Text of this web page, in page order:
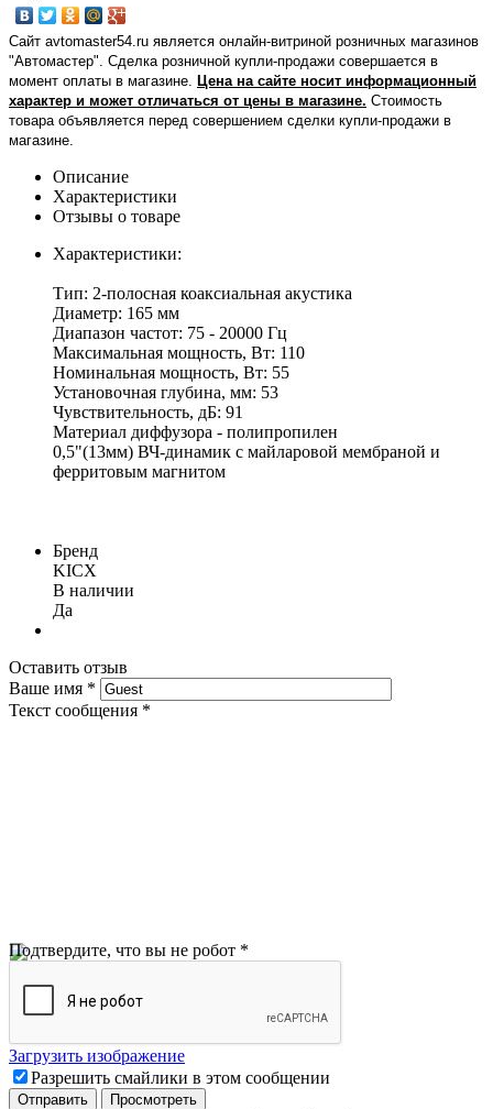
Сайт avtomaster54.ru является онлайн-витриной розничных магазинов
"Автомастер". Сделка розничной купли-продажи совершается в
момент оплаты в магазине.
Цена на сайте носит информационный
характер и может отличаться от цены в магазине. Стоимость
товара объявляется перед совершением сделки купли-продажи в
магазине
Описание
Характеристики
Отзывы о товаре
Характеристики:
Тип: 2-полосная коаксиальная акустика
Диаметр: 165 мм
Диапазон частот: 75 - 20000 Гц
Максимальная мощность, Вт: 110
Номинальная мощность, Вт: 55
Установочная глубина, мм: 53
Чувствительность, дБ: 91
Материал диффузора - полипропилен
0,5"(13мм) ВЧ-динамик с майларовой мембраной и
ферритовым магнитом
Бренд
KICX
В наличии
Да
Оставить отзыв
Ваше имя *
Текст сообщения *
Подтвердите, что вы не робот *
Загрузить изображение
Разрешить смайлики в этом сообщении